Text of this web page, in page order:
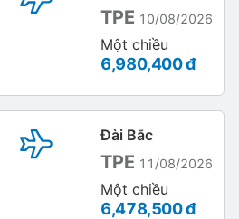
TPE 10/08/2026
Một chiều
6,980,400 đ
Đài Bắc
TPE 11/08/2026
Một chiều
6,478,500 đ